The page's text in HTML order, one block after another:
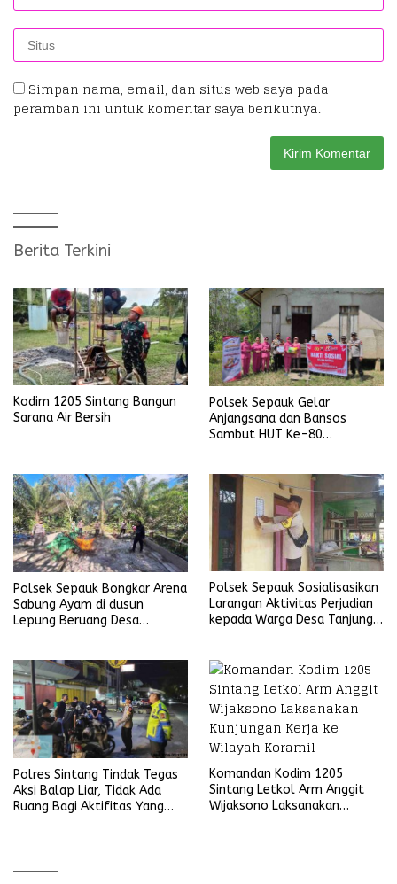
Simpan nama, email, dan situs web saya pada
peramban ini untuk komentar saya berikutnya.
Berita Terkini
Kodim 1205 Sintang Bangun
Sarana Air Bersih
Polsek Sepauk Gelar
Anjangsana dan Bansos
Sambut HUT Ke-80
Polsek Sepauk Bongkar Arena
Sabung Ayam di dusun
Lepung Beruang Desa
Polsek Sepauk Sosialisasikan
Larangan Aktivitas Perjudian
kepada Warga Desa Tanjung
Polres Sintang Tindak Tegas
Aksi Balap Liar, Tidak Ada
Ruang Bagi Aktifitas Yang
Komandan Kodim 1205
Sintang Letkol Arm Anggit
Wijaksono Laksanakan